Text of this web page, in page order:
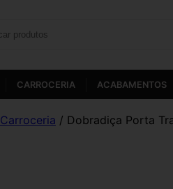
CARROCERIA ACABAMENTOS
Carroceria / Dobradiça Porta